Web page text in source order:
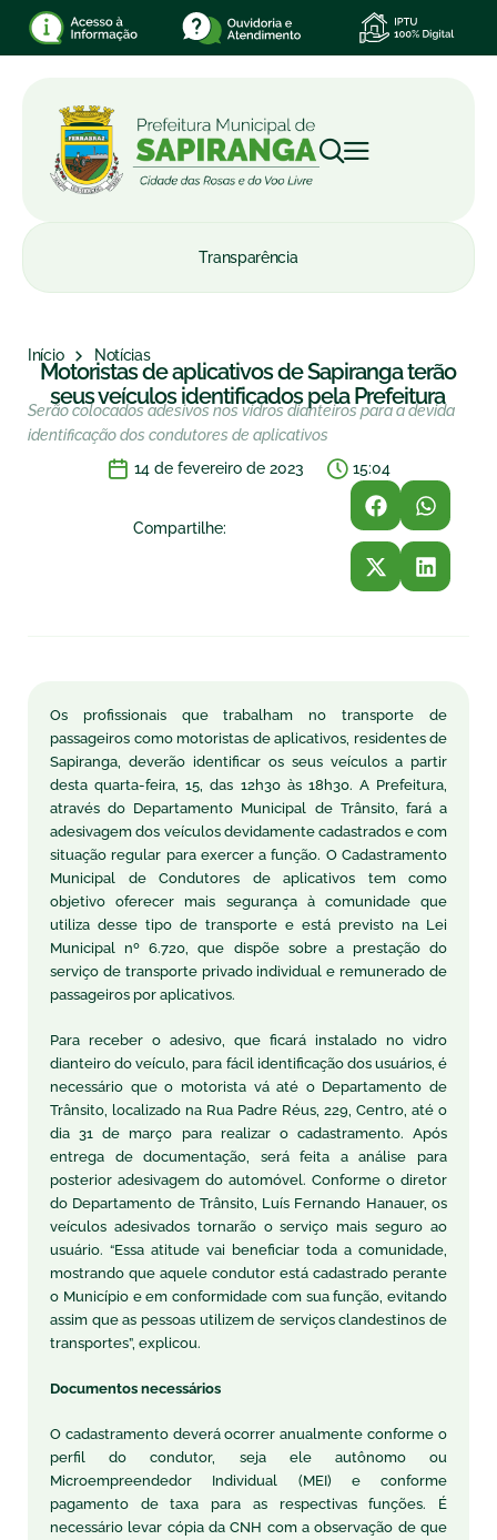
Transparência
Início Notícias
Motoristas de aplicativos de Sapiranga terão
seus veículos identificados pela Prefeitura
Serão colocados adesivos nos vidros dianteiros para a devida
identificação dos condutores de aplicativos
14 de fevereiro de 2023
15:04
Compartilhe:
Os profissionais que trabalham no transporte de
passageiros como motoristas de aplicativos, residentes de
Sapiranga, deverão identificar os seus veículos a partir
desta quarta-feira, 15, das 12h30 às 18h30. A Prefeitura,
através do Departamento Municipal de Trânsito, fará a
adesivagem dos veículos devidamente cadastrados e com
situação regular para exercer a função. O Cadastramento
Municipal de Condutores de aplicativos tem como
objetivo oferecer mais segurança à comunidade que
utiliza desse tipo de transporte e está previsto na Lei
Municipal nº 6.720, que dispõe sobre a prestação do
serviço de transporte privado individual e remunerado de
passageiros por aplicativos.
Para receber o adesivo, que ficará instalado no vidro
dianteiro do veículo, para fácil identificação dos usuários, é
necessário que o motorista vá até o Departamento de
Trânsito, localizado na Rua Padre Réus, 229, Centro, até o
dia 31 de março para realizar o cadastramento. Após
entrega de documentação, será feita a análise para
posterior adesivagem do automóvel. Conforme o diretor
do Departamento de Trânsito, Luís Fernando Hanauer, os
veículos adesivados tornarão o serviço mais seguro ao
usuário. “Essa atitude vai beneficiar toda a comunidade,
mostrando que aquele condutor está cadastrado perante
o Município e em conformidade com sua função, evitando
assim que as pessoas utilizem de serviços clandestinos de
transportes”, explicou.
Documentos necessários
O cadastramento deverá ocorrer anualmente conforme o
perfil do condutor, seja ele autônomo ou
Microempreendedor Individual (MEI) e conforme
pagamento de taxa para as respectivas funções. É
necessário levar cópia da CNH com a observação de que